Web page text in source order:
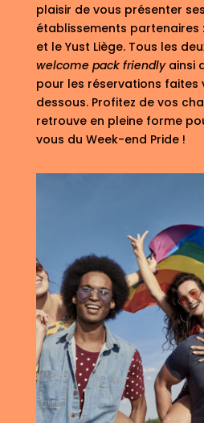
plaisir de vous présenter
établissements partenaires
et le Yust Liège. Tous les
welcome pack friendlyainsi
pour les réservations faites
dessous. Profitez de vos
retrouve en pleine forme
vous du Week-end Pride !